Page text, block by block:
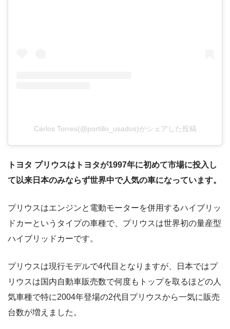
Carlos Torres(@portillo_usados)がシェアした投稿
トヨタ プリウスはトヨタが1997年に初めて市場に投入し
て以来日本のみならず世界中で人気の車になっています。
プリウスはエンジンと電動モーターを併用するハイブリッ
ドカーというタイプの車種で、プリウスは世界初の量産型
ハイブリッドカーです。
プリウスは現行モデルで4代目となりますが、日本ではプ
リウスは国内自動車販売数で何度もトップを取るほどの人
気車種で特に2004年登場の2代目プリウスから一気に販売
台数が増えました。